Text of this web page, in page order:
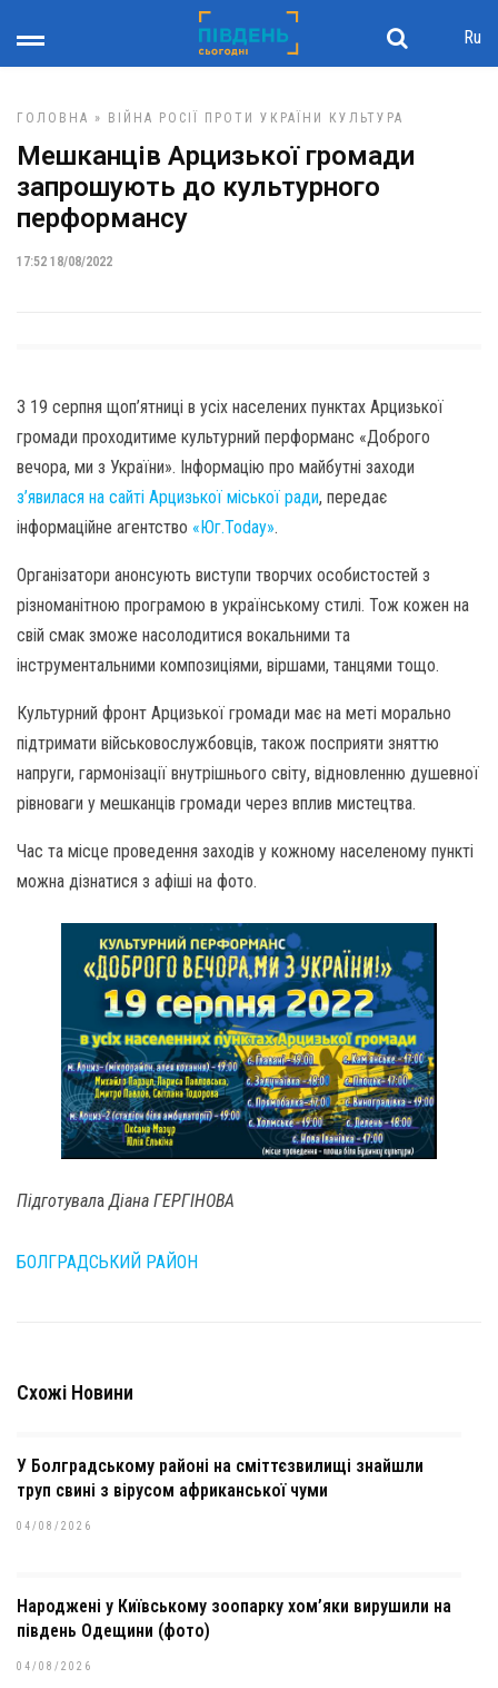
Ru
ГОЛОВНА » ВІЙНА РОСІЇ ПРОТИ УКРАЇНИ КУЛЬТУРА
Мешканців Арцизької громади
запрошують до культурного
перформансу
17:52 18/08/2022
З 19 серпня щоп’ятниці в усіх населених пунктах Арцизької
громади проходитиме культурний перформанс «Доброго
вечора, ми з України». Інформацію про майбутні заходи
з’явилася на сайті Арцизької міської ради, передає
інформаційне агентство «Юг.Today».
Організатори анонсують виступи творчих особистостей з
різноманітною програмою в українському стилі. Тож кожен на
свій смак зможе насолодитися вокальними та
інструментальними композиціями, віршами, танцями тощо.
Культурний фронт Арцизької громади має на меті морально
підтримати військовослужбовців, також посприяти зняттю
напруги, гармонізації внутрішнього світу, відновленню душевної
рівноваги у мешканців громади через вплив мистецтва.
Час та місце проведення заходів у кожному населеному пункті
можна дізнатися з афіші на фото.
ПідготувалаДіана ГЕРГІНОВА
БОЛГРАДСЬКИЙ РАЙОН
Схожі Новини
У Болградському районі на сміттєзвилищі знайшли
труп свині з вірусом африканської чуми
04/08/2026
Народжені у Київському зоопарку хом’яки вирушили на
південь Одещини (фото)
04/08/2026